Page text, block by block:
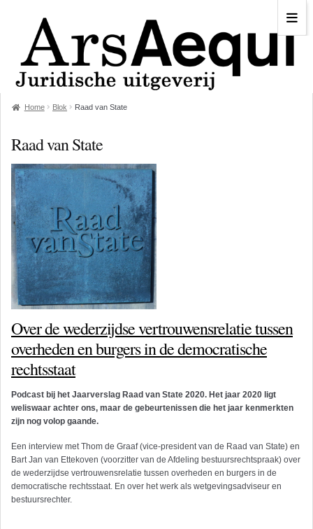
Home Blok Raad van State
Raad van State
Over de wederzijdse vertrouwensrelatie tussen
overheden en burgers in de democratische
rechtsstaat
Podcast bij het Jaarverslag Raad van State 2020. Het jaar 2020 ligt
weliswaar achter ons, maar de gebeurtenissen die het jaar kenmerkten
zijn nog volop gaande.
Een interview met Thom de Graaf (vice-president van de Raad van State) en
Bart Jan van Ettekoven (voorzitter van de Afdeling bestuursrechtspraak) over
de wederzijdse vertrouwensrelatie tussen overheden en burgers in de
democratische rechtsstaat. En over het werk als wetgevingsadviseur en
bestuursrechter.